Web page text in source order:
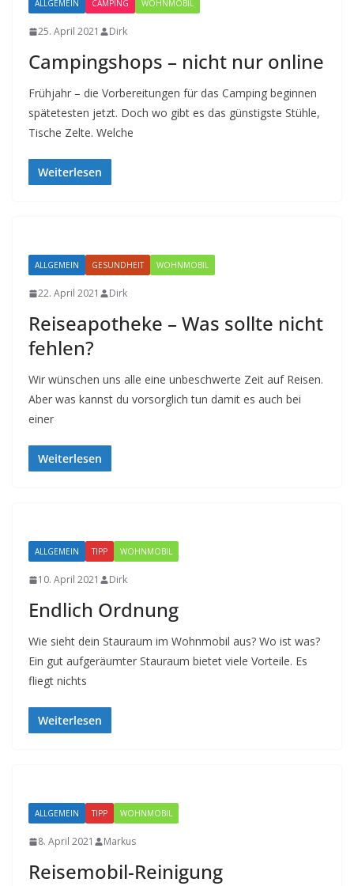
ALLGEMEIN CAMPING WOHNMOBIL
25. April 2021 Dirk
Campingshops – nicht nur online
Frühjahr – die Vorbereitungen für das Camping beginnen
spätetesten jetzt. Doch wo gibt es das günstigste Stühle,
Tische Zelte. Welche
Weiterlesen
ALLGEMEIN GESUNDHEIT WOHNMOBIL
22. April 2021 Dirk
Reiseapotheke – Was sollte nicht
fehlen?
Wir wünschen uns alle eine unbeschwerte Zeit auf Reisen.
Aber was kannst du vorsorglich tun damit es auch bei
einer
Weiterlesen
ALLGEMEIN TIPP WOHNMOBIL
10. April 2021 Dirk
Endlich Ordnung
Wie sieht dein Stauraum im Wohnmobil aus? Wo ist was?
Ein gut aufgeräumter Stauraum bietet viele Vorteile. Es
fliegt nichts
Weiterlesen
ALLGEMEIN TIPP WOHNMOBIL
8. April 2021 Markus
Reisemobil-Reinigung